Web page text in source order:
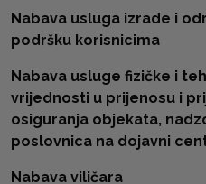
Nabava usluga izrade i
podršku korisnicima
Nabava usluge fizičke i
vrijednosti u prijenosu i
osiguranja objekata,
poslovnica na dojavni
Nabava viličara